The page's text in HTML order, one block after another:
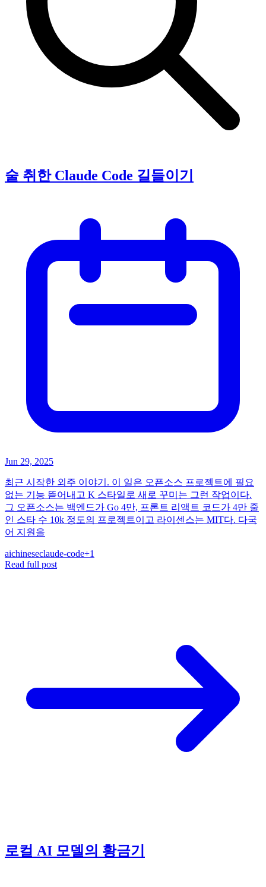
술 취한 Claude Code 길들이기
Jun 29, 2025
최근 시작한 외주 이야기. 이 일은 오픈소스 프로젝트에 필요
없는 기능 뜯어내고 K 스타일로 새로 꾸미는 그런 작업이다.
그 오픈소스는 백엔드가 Go 4만, 프론트 리액트 코드가 4만 줄
인 스타 수 10k 정도의 프로젝트이고 라이센스는 MIT다. 다국
어 지원을
aichineseclaude-code+1
Read full post
로컬 AI 모델의 황금기